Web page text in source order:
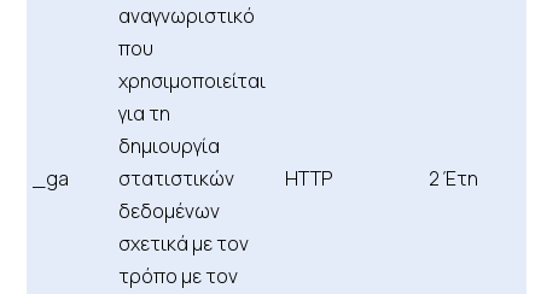
_ga
αναγνωριστικό
που
χρησιμοποιείται
για τη
δημιουργία
στατιστικών
δεδομένων
σχετικά με τον
τρόπο με τον
HTTP 2 Έτη